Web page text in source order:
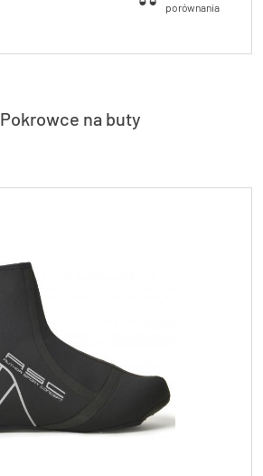
Pokrowce na buty